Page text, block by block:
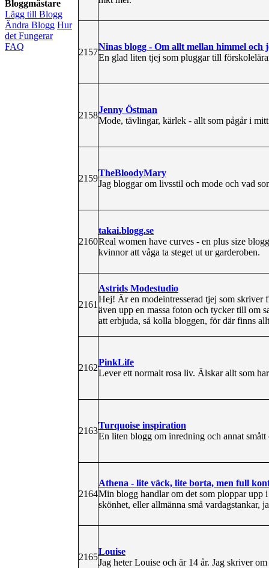
Bloggmästare
Lägg till Blogg
Ändra Blogg Hur
det Fungerar
FAQ
2157
Ninas blogg - Om allt mellan himmel och
En glad liten tjej som pluggar till
2158
Jenny Östman
Mode, tävlingar, kärlek - allt som pågår i
2159
TheBloodyMary
Jag bloggar om livsstil och mode och vad
2160
takai.blogg.se
Real women have curves - en plus size
kvinnor att våga ta steget ut ur garderoben.
2161
Astrids Modestudio
Hej! Är en modeintresserad tjej som skriver
även upp en massa foton och tycker till om
att erbjuda, så kolla bloggen, för där finns
2162
PinkLife
Lever ett normalt rosa liv. Älskar allt som
2163
Turquoise inspiration
En liten blogg om inredning och annat smått
2164
Athena - lite väck, lite borta, men full
Min blogg handlar om det som ploppar upp
skönhet, eller allmänna små vardagstankar,
2165
Louise
Jag heter Louise och är 14 år. Jag skriver